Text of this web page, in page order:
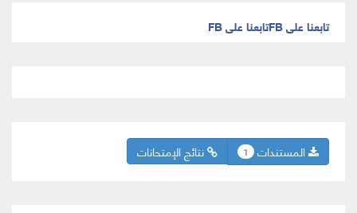
تابعنا على FB تابعنا على FB
نتائج الإمتحانات المستندات 1